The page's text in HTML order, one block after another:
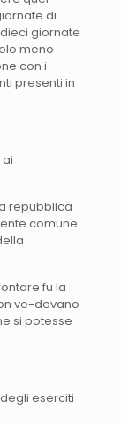
di
giornate
meno
con i
presenti in
repubblica
comune
fu la
ve-devano
si potesse
eserciti